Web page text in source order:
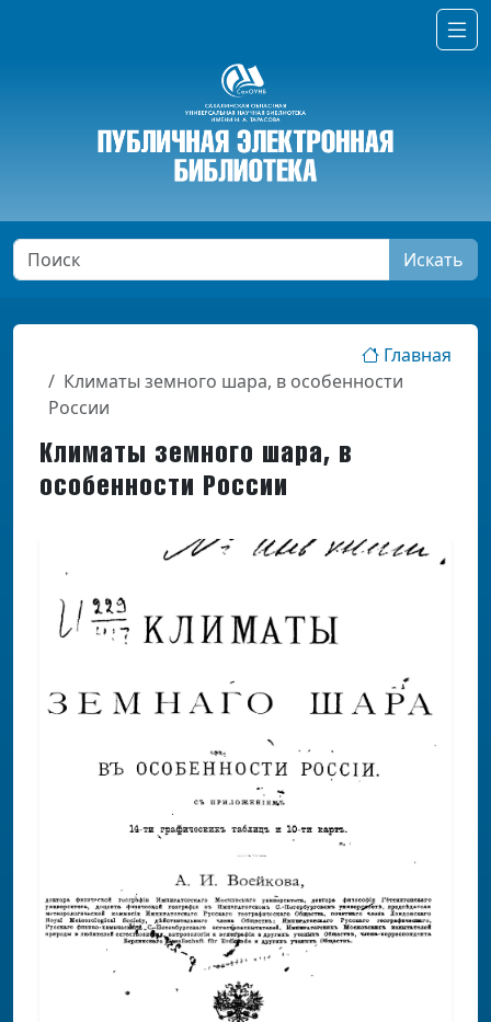
Искать
Главная
Климаты земного шара, в особенности
России
Климаты земного шара, в
особенности России